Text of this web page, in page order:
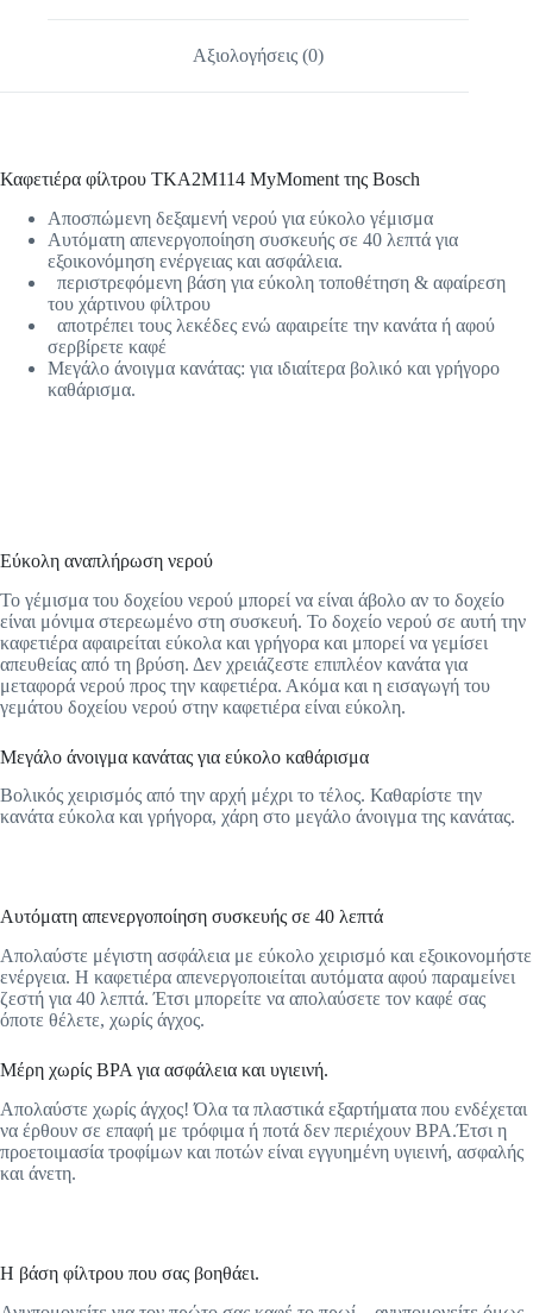
Αξιολογήσεις (0)
Καφετιέρα φίλτρου TKA2M114 MyMoment της Bosch
Αποσπώμενη δεξαμενή νερού για εύκολο γέμισμα
Αυτόματη απενεργοποίηση συσκευής σε 40 λεπτά για
εξοικονόμηση ενέργειας και ασφάλεια.
περιστρεφόμενη βάση για εύκολη τοποθέτηση & αφαίρεση
του χάρτινου φίλτρου
αποτρέπει τους λεκέδες ενώ αφαιρείτε την κανάτα ή αφού
σερβίρετε καφέ
Μεγάλο άνοιγμα κανάτας: για ιδιαίτερα βολικό και γρήγορο
καθάρισμα.
Εύκολη αναπλήρωση νερού
Το γέμισμα του δοχείου νερού μπορεί να είναι άβολο αν το δοχείο
είναι μόνιμα στερεωμένο στη συσκευή. Το δοχείο νερού σε αυτή την
καφετιέρα αφαιρείται εύκολα και γρήγορα και μπορεί να γεμίσει
απευθείας από τη βρύση. Δεν χρειάζεστε επιπλέον κανάτα για
μεταφορά νερού προς την καφετιέρα. Ακόμα και η εισαγωγή του
γεμάτου δοχείου νερού στην καφετιέρα είναι εύκολη.
Μεγάλο άνοιγμα κανάτας για εύκολο καθάρισμα
Βολικός χειρισμός από την αρχή μέχρι το τέλος. Καθαρίστε την
κανάτα εύκολα και γρήγορα, χάρη στο μεγάλο άνοιγμα της κανάτας.
Αυτόματη απενεργοποίηση συσκευής σε 40 λεπτά
Απολαύστε μέγιστη ασφάλεια με εύκολο χειρισμό και εξοικονομήστε
ενέργεια. Η καφετιέρα απενεργοποιείται αυτόματα αφού παραμείνει
ζεστή για 40 λεπτά. Έτσι μπορείτε να απολαύσετε τον καφέ σας
όποτε θέλετε, χωρίς άγχος.
Μέρη χωρίς BPA για ασφάλεια και υγιεινή.
Απολαύστε χωρίς άγχος! Όλα τα πλαστικά εξαρτήματα που ενδέχεται
να έρθουν σε επαφή με τρόφιμα ή ποτά δεν περιέχουν BPA.Έτσι η
προετοιμασία τροφίμων και ποτών είναι εγγυημένη υγιεινή, ασφαλής
και άνετη.
Η βάση φίλτρου που σας βοηθάει.